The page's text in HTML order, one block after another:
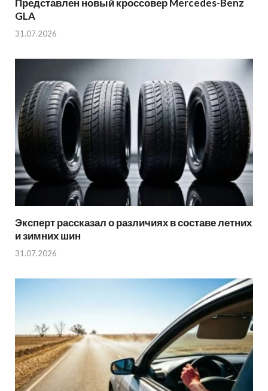
Представлен новый кроссовер Mercedes-Benz
GLA
31.07.2026
Эксперт рассказал о различиях в составе летних
и зимних шин
31.07.2026